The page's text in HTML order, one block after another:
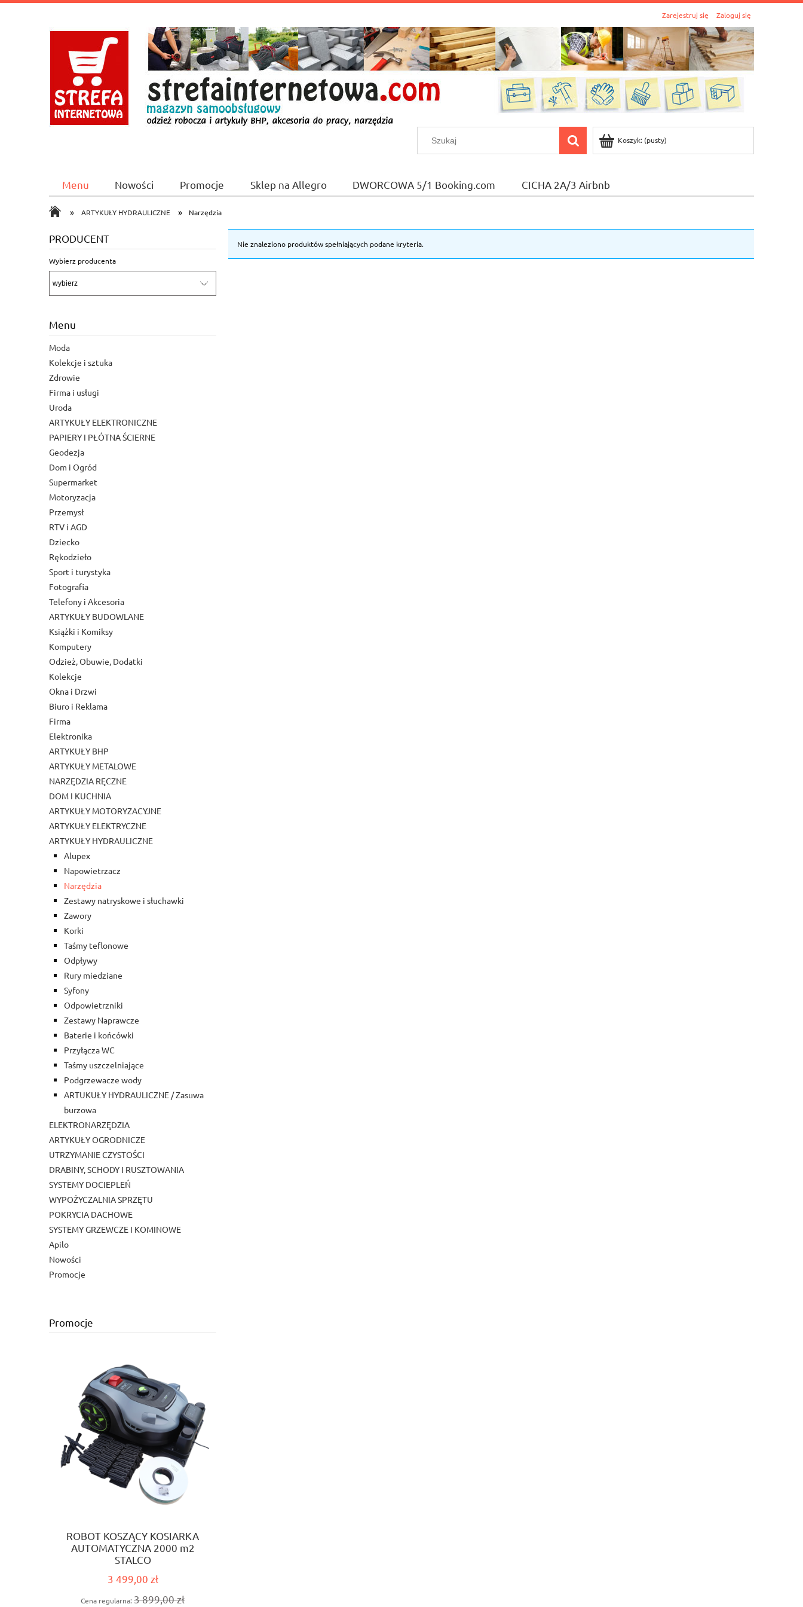
Zarejestruj się Zaloguj się
Koszyk: (pusty)
Menu Nowości Promocje Sklep na Allegro DWORCOWA 5/1 Booking.com
CICHA 2A/3 Airbnb
CICHA 2A/1 Booking.com
» ARTYKUŁY HYDRAULICZNE » Narzędzia
PRODUCENT
Wybierz producenta
Menu
Moda
Kolekcje i sztuka
Zdrowie
Firma i usługi
Uroda
ARTYKUŁY ELEKTRONICZNE
PAPIERY I PŁÓTNA ŚCIERNE
Geodezja
Dom i Ogród
Supermarket
Motoryzacja
Przemysł
RTV i AGD
Dziecko
Rękodzieło
Sport i turystyka
Fotografia
Telefony i Akcesoria
ARTYKUŁY BUDOWLANE
Książki i Komiksy
Komputery
Odzież, Obuwie, Dodatki
Kolekcje
Okna i Drzwi
Biuro i Reklama
Firma
Elektronika
ARTYKUŁY BHP
ARTYKUŁY METALOWE
NARZĘDZIA RĘCZNE
DOM I KUCHNIA
ARTYKUŁY MOTORYZACYJNE
ARTYKUŁY ELEKTRYCZNE
ARTYKUŁY HYDRAULICZNE
Alupex
Napowietrzacz
Narzędzia
Zestawy natryskowe i słuchawki
Zawory
Korki
Taśmy teflonowe
Odpływy
Rury miedziane
Syfony
Odpowietrzniki
Zestawy Naprawcze
Baterie i końcówki
Przyłącza WC
Taśmy uszczelniające
Podgrzewacze wody
ARTUKUŁY HYDRAULICZNE / Zasuwa
burzowa
ELEKTRONARZĘDZIA
ARTYKUŁY OGRODNICZE
UTRZYMANIE CZYSTOŚCI
DRABINY, SCHODY I RUSZTOWANIA
SYSTEMY DOCIEPLEŃ
WYPOŻYCZALNIA SPRZĘTU
POKRYCIA DACHOWE
SYSTEMY GRZEWCZE I KOMINOWE
Apilo
Nowości
Promocje
Promocje
ROBOT KOSZĄCY KOSIARKA
AUTOMATYCZNA 2000 m2
STALCO
3 499,00 zł
Cena regularna: 3 899,00 zł
Nie znaleziono produktów spełniających podane kryteria.